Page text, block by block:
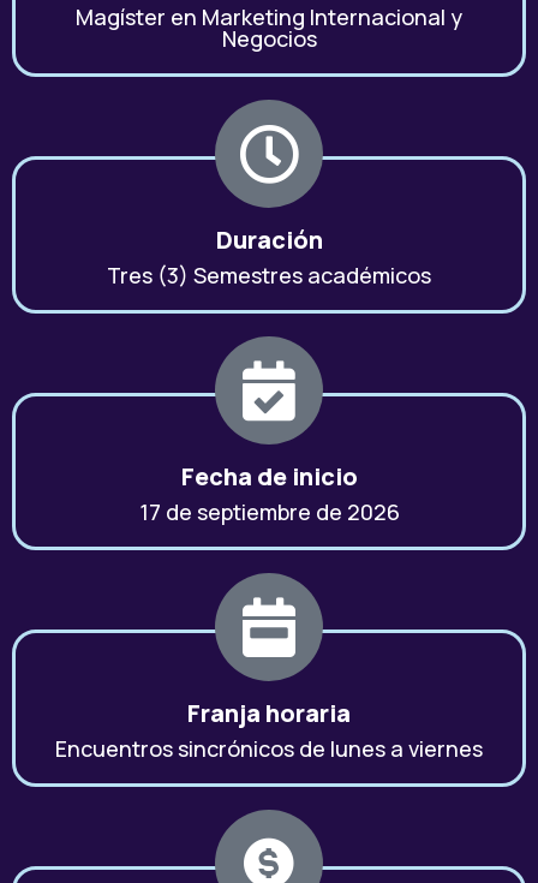
Magíster en Marketing Internacional y
Negocios
Duración
Tres (3) Semestres académicos
Fecha de inicio
17 de septiembre de 2026
Franja horaria
Encuentros sincrónicos de lunes a viernes